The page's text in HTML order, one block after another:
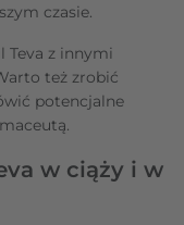
czasie.
Teva z innymi
też zrobić
potencjalne
w ciąży i w